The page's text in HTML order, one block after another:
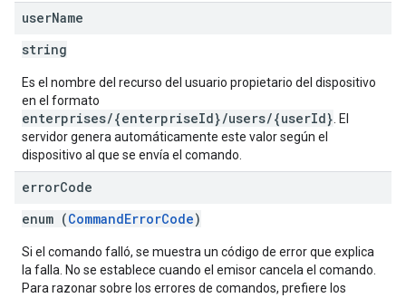
userName
string
Es el nombre del recurso del usuario propietario del dispositivo
en el formato
enterprises/{enterpriseId}/users/{userId} . El
servidor genera automáticamente este valor según el
dispositivo al que se envía el comando.
errorCode
enum (CommandErrorCode)
Si el comando falló, se muestra un código de error que explica
la falla. No se establece cuando el emisor cancela el comando.
Para razonar sobre los errores de comandos, prefiere los